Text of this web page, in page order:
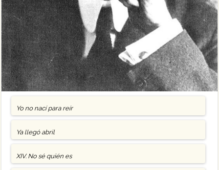
Yo no nací para reír
Ya llegó abril
XIV. No sé quién es